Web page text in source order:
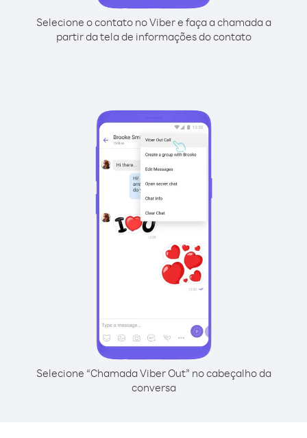
Selecione o contato no Viber e faça a chamada a
partir da tela de informações do contato
Selecione “Chamada Viber Out” no cabeçalho da
conversa